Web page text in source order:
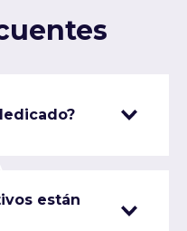
están